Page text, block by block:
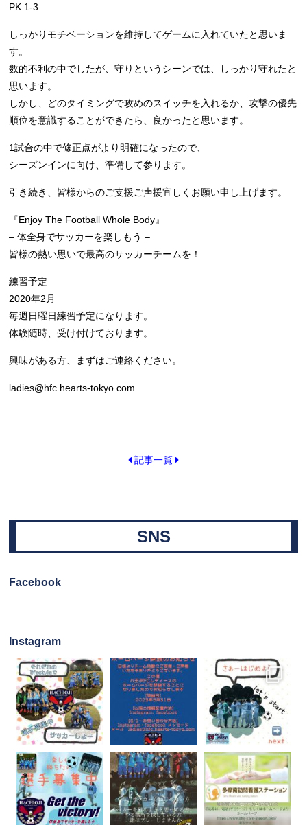
PK 1-3
しっかりモチベーションを維持してゲームに入れていたと思いま
す。
数的不利の中でしたが、守りというシーンでは、しっかり守れたと
思います。
しかし、どのタイミングで攻めのスイッチを入れるか、攻撃の優先
順位を意識することができたら、良かったと思います。
1試合の中で修正点がより明確になったので、
シーズンインに向け、準備して参ります。
引き続き、皆様からのご支援ご声援宜しくお願い申し上げます。
『Enjoy The Football Whole Body』
– 体全身でサッカーを楽しもう –
皆様の熱い思いで最高のサッカーチームを！
練習予定
2020年2月
毎週日曜日練習予定になります。
体験随時、受け付けております。
興味がある方、まずはご連絡ください。
ladies@hfc.hearts-tokyo.com
記事一覧
SNS
Facebook
Instagram